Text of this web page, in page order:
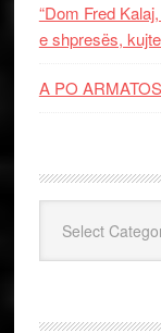
“Dom Fred
e shpresës,
A PO